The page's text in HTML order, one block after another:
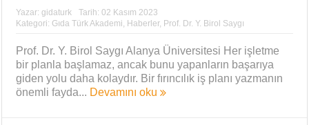
Yazar: gidaturk Tarih: 02 Kasım 2023
Kategori: Gıda Türk Akademi, Haberler, Prof. Dr. Y. Birol Saygı
Prof. Dr. Y. Birol Saygı Alanya Üniversitesi Her işletme
bir planla başlamaz, ancak bunu yapanların başarıya
giden yolu daha kolaydır. Bir fırıncılık iş planı yazmanın
önemli fayda... Devamını oku